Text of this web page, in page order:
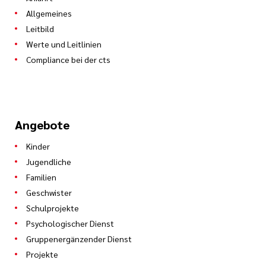
Allgemeines
Leitbild
Werte und Leitlinien
Compliance bei der cts
Angebote
Kinder
Jugendliche
Familien
Geschwister
Schulprojekte
Psychologischer Dienst
Gruppenergänzender Dienst
Projekte